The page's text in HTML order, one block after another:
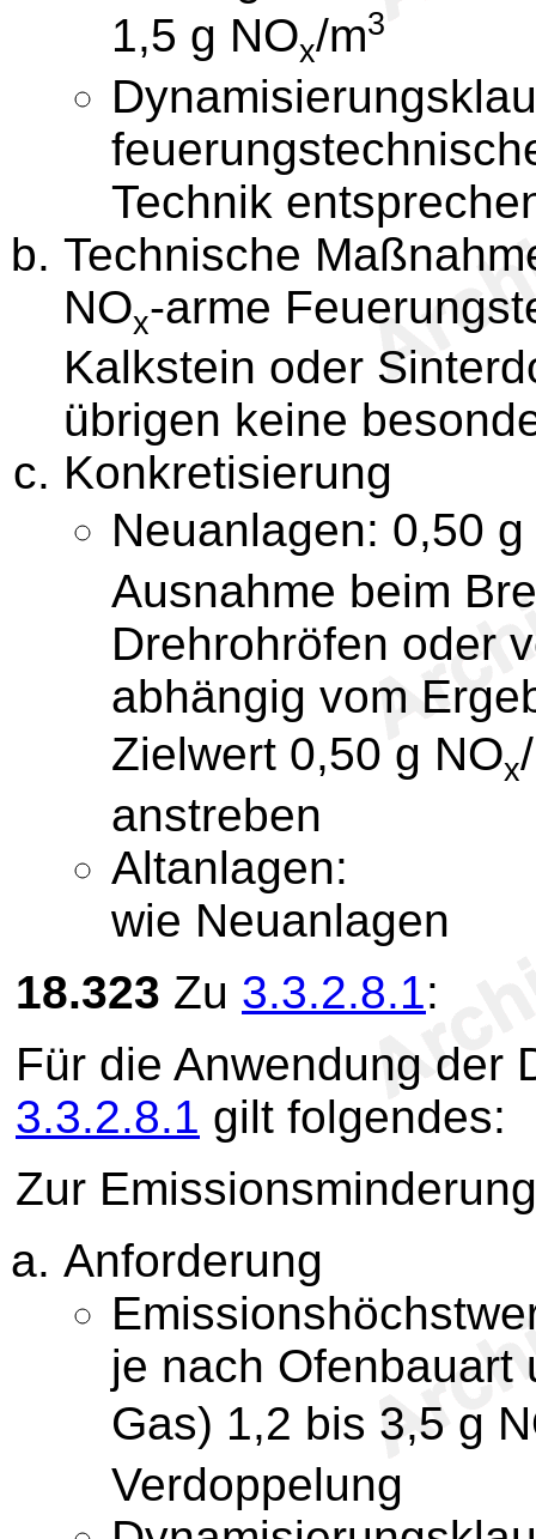
1,5 g NOx/m3
Technik
Technische
NOx-arme
Kalkstein oder
übrigen keine
Konkretisierung
Neuanlagen: 0,50 g
Ausnahme beim
Drehrohröfen oder
abhängig vom
Zielwert 0,50 g NOx
anstreben
Altanlagen:
wie Neuanlagen
18.323 Zu 3.3.2.8.1:
Für die Anwendung der
3.3.2.8.1 gilt folgendes:
Zur
Anforderung
je nach Ofenbauart
Gas) 1,2 bis 3,5 g
Verdoppelung